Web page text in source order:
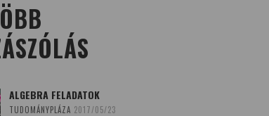
ALGEBRA FELADATOK
TUDOMÁNYPLÁZA 2017/05/23